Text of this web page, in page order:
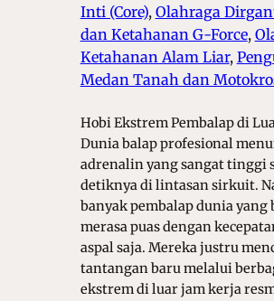
Inti (Core), Olahraga
dan Ketahanan G-Force,
Ketahanan Alam Liar,
Medan Tanah dan
Hobi Ekstrem Pembalap di
Dunia balap profesional
adrenalin yang sangat tinggi
detiknya di lintasan sirkuit.
banyak pembalap dunia yang
merasa puas dengan
aspal saja. Mereka justru
tantangan baru melalui
ekstrem di luar jam kerja